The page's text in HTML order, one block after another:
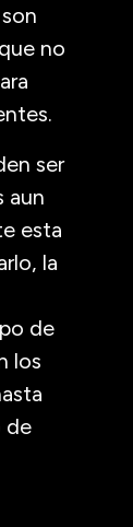
no
ser
aun
esta
la
de
los
de